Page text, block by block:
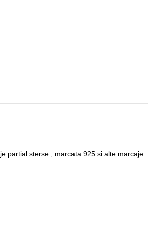
partial sterse , marcata 925 si alte marcaje ,